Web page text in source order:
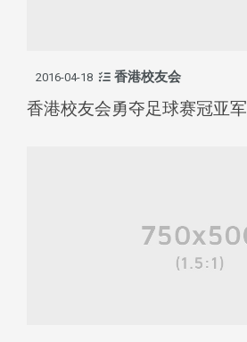
2016-04-18 香港校友会
香港校友会勇夺足球赛冠亚军